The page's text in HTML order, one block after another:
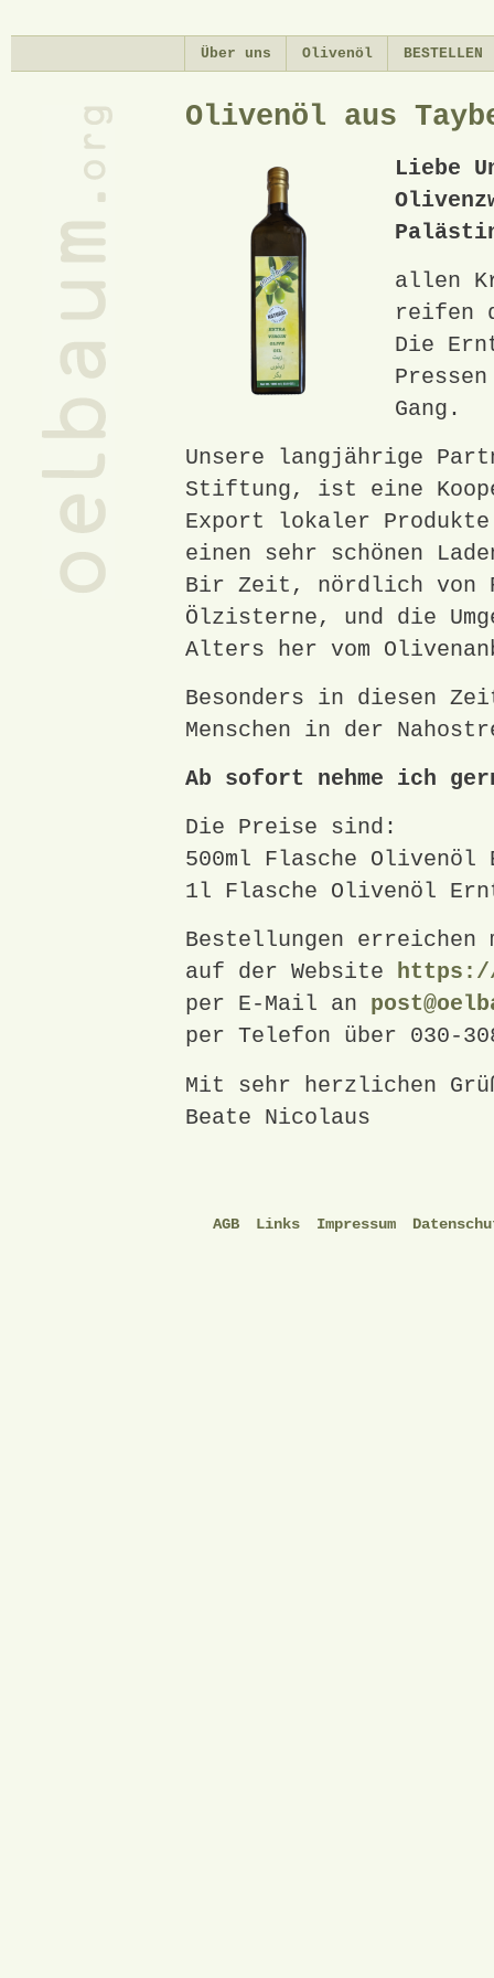
Über uns Olivenöl BESTELLEN
Olivenöl aus
Liebe
allen
reifen
Die
Gang.
Unsere langjährige
Stiftung, ist eine
Export lokaler
einen sehr schönen
Bir Zeit, nördlich von
Ölzisterne, und die
Alters her vom
Besonders in diesen
Menschen in der
Ab sofort nehme ich
Die Preise sind:
500ml Flasche Olivenöl
1l Flasche Olivenöl
Bestellungen erreichen
auf der Website https://
per E-Mail an
per Telefon über 030-
Mit sehr herzlichen
Beate Nicolaus
AGB Links Impressum